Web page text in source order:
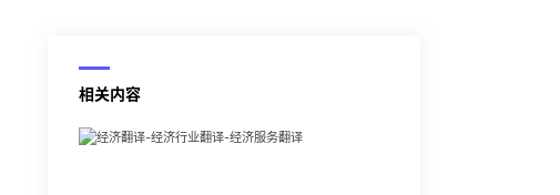
相关内容